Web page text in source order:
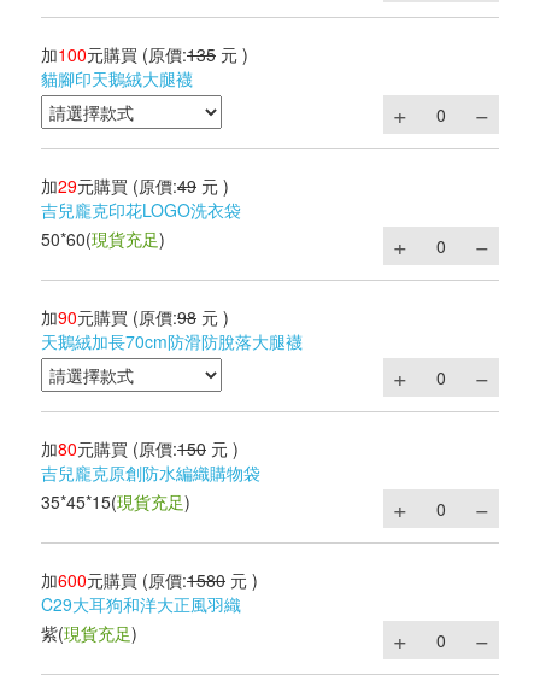
加100元購買 (原價:135 元 )
貓腳印天鵝絨大腿襪
加29元購買 (原價:49 元 )
吉兒龐克印花LOGO洗衣袋
50*60(現貨充足)
加90元購買 (原價:98 元 )
天鵝絨加長70cm防滑防脫落大腿襪
加80元購買 (原價:150 元 )
吉兒龐克原創防水編織購物袋
35*45*15(現貨充足)
加600元購買 (原價:1580 元 )
C29大耳狗和洋大正風羽織
紫(現貨充足)